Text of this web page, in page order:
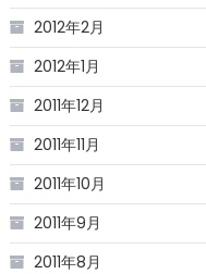
2012年2月
2012年1月
2011年12月
2011年11月
2011年10月
2011年9月
2011年8月